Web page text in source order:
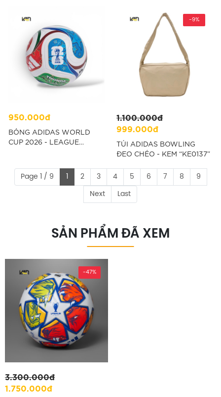
950.000đ
BÓNG ADIDAS WORLD
CUP 2026 - LEAGUE
1.100.000đ
999.000đ
-9%
TÚI ADIDAS BOWLING
ĐEO CHÉO - KEM “KE0137”
Page 1 / 9 1 2 3 4 5 6 7 8 9
Next Last
SẢN PHẨM ĐÃ XEM
3.300.000đ
1.750.000đ
-47%